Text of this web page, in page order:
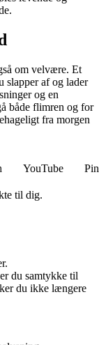
om velvære. Et
slapper af og lader
og en
både flimren og for
fra morgen
YouTube
til dig.
du samtykke til
du ikke længere